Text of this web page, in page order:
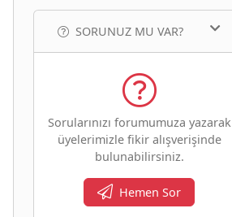
SORUNUZ MU VAR?
Sorularınızı forumumuza yazarak
üyelerimizle fikir alışverişinde
bulunabilirsiniz.
Hemen Sor